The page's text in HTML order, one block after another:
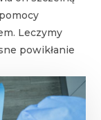
Leczymy
powikłanie